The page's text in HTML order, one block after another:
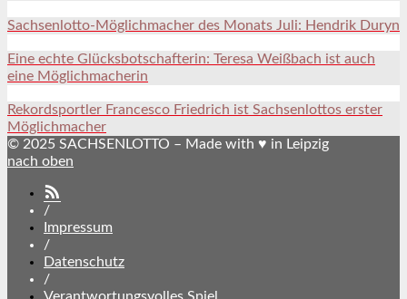
Sachsenlotto-Möglichmacher des Monats Juli: Hendrik Duryn
Eine echte Glücksbotschafterin: Teresa Weißbach ist auch
eine Möglichmacherin
Rekordsportler Francesco Friedrich ist Sachsenlottos erster
Möglichmacher
© 2025 SACHSENLOTTO – Made with ♥ in Leipzig
nach oben
/
Impressum
/
Datenschutz
/